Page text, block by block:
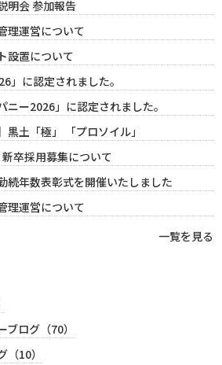
明会 参加報告
理運営について
設置について
」に認定されました。
ニー2026」に認定されました。
黒土「極」 「プロソイル」
新卒採用募集について
続年数表彰式を開催いたしました
理運営について
一覧を見る
ログ（70）
10）